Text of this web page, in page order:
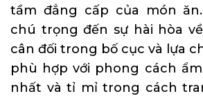
tầm đẳng cấp của món
chú trọng đến sự hài hòa
cân đối trong bố cục và lựa
phù hợp với phong cách
nhất và tỉ mỉ trong cách